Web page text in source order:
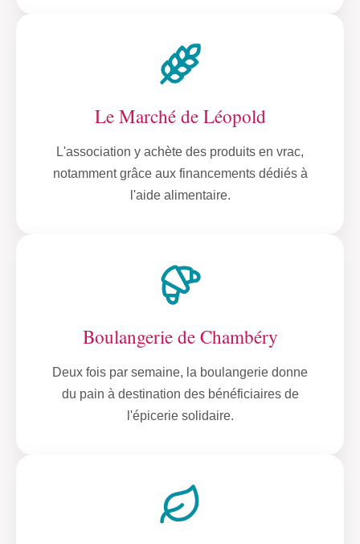
Le Marché de Léopold
L'association y achète des produits en vrac,
notamment grâce aux financements dédiés à
l'aide alimentaire.
Boulangerie de Chambéry
Deux fois par semaine, la boulangerie donne
du pain à destination des bénéficiaires de
l'épicerie solidaire.